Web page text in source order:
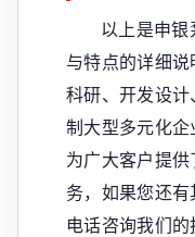
以上是申银
与特点的详细
科研、开发设
制大型多元化企
为广大客户提
务，如果您还
电话咨询我们